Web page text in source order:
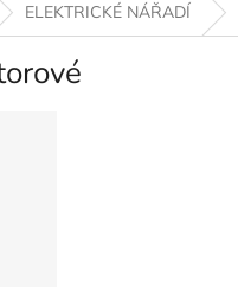
ELEKTRICKÉ NÁŘADÍ